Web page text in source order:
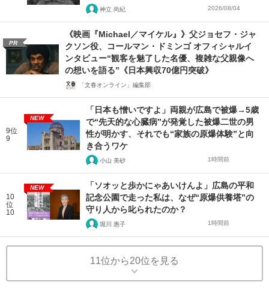
神立 尚紀 2026/08/04
PR
《映画『Michael／マイケル』》父ジョセフ・ジャ
クソン役、コールマン・ドミンゴ オフィシャルイ
ンタビュー“観客を魅了した名優、複雑な父親像へ
の想いを語る”《日本興収70億円突破》
「文春オンライン」編集部
9位
9
NEW
「日本も憎いですよ」両親が広島で被爆→5歳
で“先天的な心臓病”が発覚した被爆二世の男
性が明かす、それでも“家族の原爆体験”と向
き合うワケ
小山 美砂 1時間前
10
位
10
NEW
「ソオッと歩かにゃあいけんよ」広島の平和
記念公園で走った私は、なぜ“原爆供養塔”の
守り人から叱られたのか？
堀川 惠子 1時間前
11位から20位を見る